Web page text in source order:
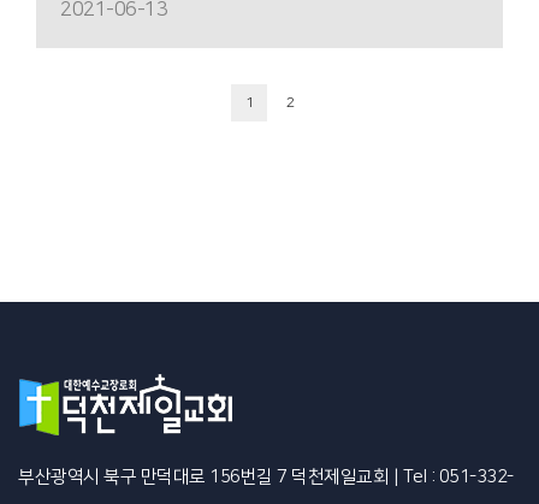
2021-06-13
1 2
부산광역시 북구 만덕대로 156번길 7 덕천제일교회
Tel : 051-332-